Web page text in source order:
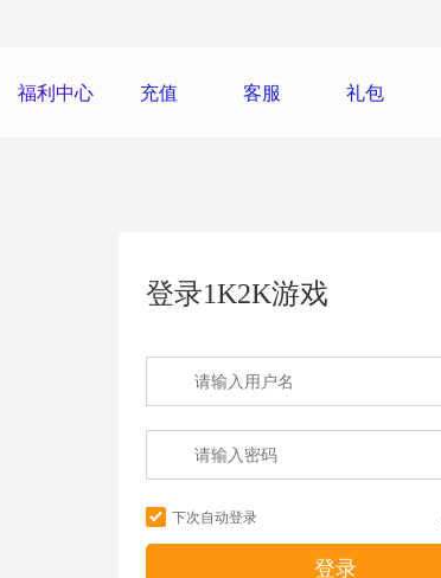
福利中心 充值 客服 礼包
登录1K2K游戏
下次自动登录